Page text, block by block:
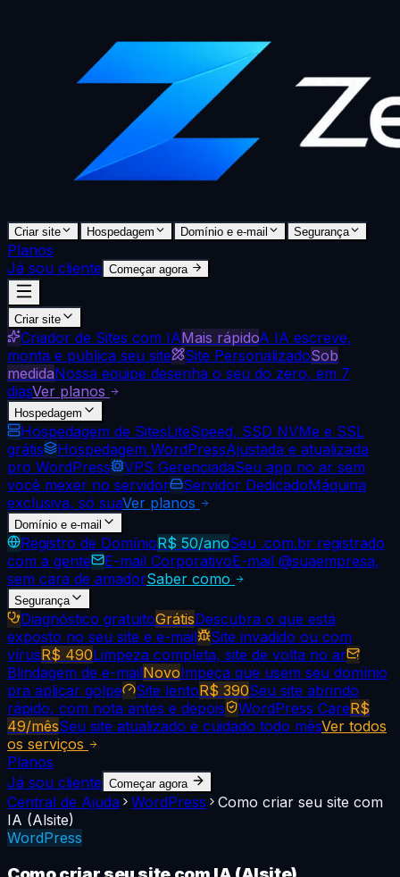
Criar site Hospedagem Domínio e e-mail Segurança
Planos
Já sou cliente Começar agora
Criar site
Criador de Sites com IAMais rápidoA IA escreve,
monta e publica seu site
Site PersonalizadoSob
medidaNossa equipe desenha o seu do zero, em 7
diasVer planos
Hospedagem
Hospedagem de SitesLiteSpeed, SSD NVMe e SSL
grátis
Hospedagem WordPressAjustada e atualizada
pro WordPress
VPS GerenciadaSeu app no ar sem
você mexer no servidor
Servidor DedicadoMáquina
exclusiva, só suaVer planos
Domínio e e-mail
Registro de DomínioR$ 50/anoSeu .com.br registrado
com a gente
E-mail CorporativoE-mail @suaempresa,
sem cara de amadorSaber como
Segurança
Diagnóstico gratuitoGrátisDescubra o que está
exposto no seu site e e-mail
Site invadido ou com
vírusR$ 490Limpeza completa, site de volta no ar
Blindagem de e-mailNovoImpeça que usem seu domínio
pra aplicar golpe
Site lentoR$ 390Seu site abrindo
rápido, com nota antes e depois
WordPress CareR$
49/mêsSeu site atualizado e cuidado todo mêsVer todos
os serviços
Planos
Já sou cliente Começar agora
Central de Ajuda WordPress
Como criar seu site com
IA (Alsite)
WordPress